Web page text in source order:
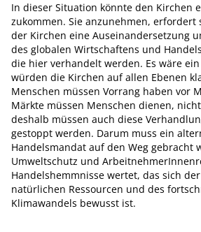
In dieser Situation könnte den Kirchen
zukommen. Sie anzunehmen,
der Kirchen eine Auseinandersetzung
des globalen Wirtschaftens und
die hier verhandelt werden. Es wäre
würden die Kirchen auf allen Ebenen
Menschen müssen Vorrang haben vor
Märkte müssen Menschen dienen,
deshalb müssen auch diese
gestoppt werden. Darum muss ein
Handelsmandat auf den Weg gebracht
Umweltschutz und
Handelshemmnisse wertet, das sich
natürlichen Ressourcen und des
Klimawandels bewusst ist.